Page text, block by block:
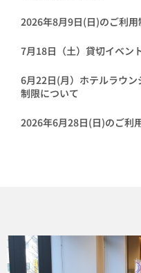
2026年8月9日(日)のご利
7月18日（土）貸切イベン
6月22日(月）ホテルラウ
制限について
2026年6月28日(日)のご利